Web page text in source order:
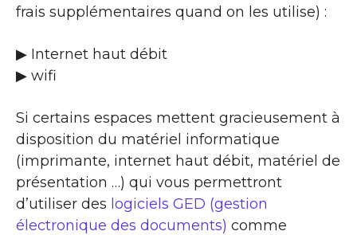
frais supplémentaires quand on les utilise) :
▶ Internet haut débit
▶ wifi
Si certains espaces mettent gracieusement à
disposition du matériel informatique
(imprimante, internet haut débit, matériel de
présentation …) qui vous permettront
d’utiliser des logiciels GED (gestion
électronique des documents) comme